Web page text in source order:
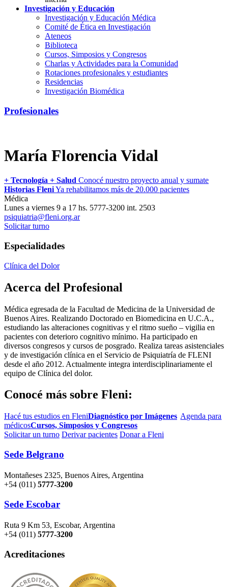
Investigación y Educación
Investigación y Educación Médica
Comité de Ética en Investigación
Ateneos
Biblioteca
Cursos, Simposios y Congresos
Charlas y Actividades para la Comunidad
Rotaciones profesionales y estudiantes
Residencias
Investigación Biomédica
Profesionales
María Florencia Vidal
+ Tecnología + Salud Conocé nuestro proyecto anual y sumate
Historias FleniYa rehabilitamos más de 20.000 pacientes
Médica
Lunes a viernes 9 a 17 hs. 5777-3200 int. 2503
psiquiatria@fleni.org.ar
Solicitar turno
Especialidades
Clínica del Dolor
Acerca del Profesional
Médica egresada de la Facultad de Medicina de la Universidad de
Buenos Aires. Realizando Doctorado en Biomedicina en U.C.A.,
estudiando las alteraciones cognitivas y el ritmo sueño – vigilia en
pacientes con deterioro cognitivo mínimo. Ha participado en
diversos congresos y cursos de posgrado. Realiza tareas asistenciales
y de investigación clínica en el Servicio de Psiquiatría de FLENI
desde el año 2012. Actualmente integra interdisciplinariamente el
equipo de Clínica del dolor.
Conocé más sobre Fleni:
Hacé tus estudios en FleniDiagnóstico por Imágenes Agenda para
médicosCursos, Simposios y Congresos
Solicitar un turno Derivar pacientes Donar a Fleni
Sede Belgrano
Montañeses 2325, Buenos Aires, Argentina
+54 (011) 5777-3200
Sede Escobar
Ruta 9 Km 53, Escobar, Argentina
+54 (011) 5777-3200
Acreditaciones